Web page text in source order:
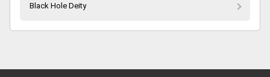
Black Hole Deity